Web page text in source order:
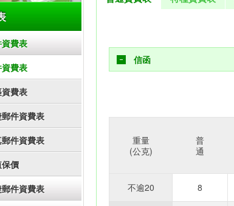
費表
費表
費表
件資費表
件資費表
價
件資費表
信函
重量
(公克)
普
通
不逾20 8